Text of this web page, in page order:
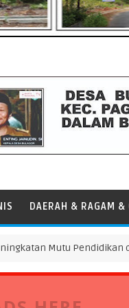
DAERAH & RAGAM &
Pendidikan di SMP